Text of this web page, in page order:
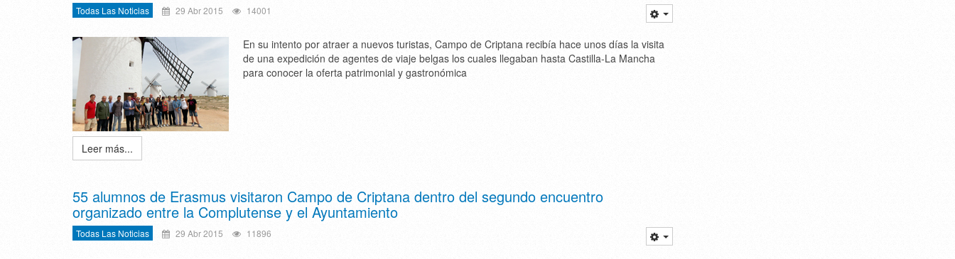
Todas Las Noticias 29 Abr 2015 14001
En su intento por atraer a nuevos turistas, Campo de Criptana recibía hace unos días la visita
de una expedición de agentes de viaje belgas los cuales llegaban hasta Castilla-La Mancha
para conocer la oferta patrimonial y gastronómica
Leer más...
55 alumnos de Erasmus visitaron Campo de Criptana dentro del segundo encuentro
organizado entre la Complutense y el Ayuntamiento
Todas Las Noticias 29 Abr 2015 11896